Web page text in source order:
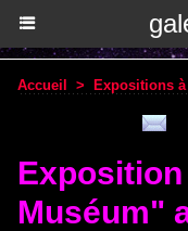
Accueil > Expositions
Muséum"